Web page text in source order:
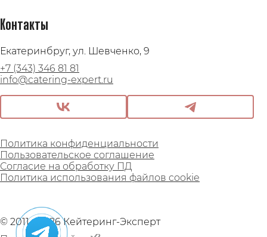
Контакты
Екатеринбруг, ул. Шевченко, 9
+7 (343) 346 81 81
info@catering-expert.ru
Политика конфиденциальности
Пользовательское соглашение
Согласие на обработку ПД
Политика использования файлов cookie
© 2011 - 2026 Кейтеринг-Эксперт